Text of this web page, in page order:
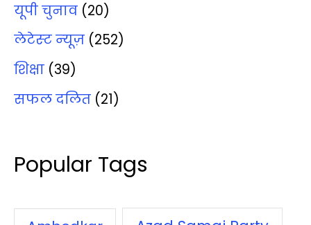
यूपी चुनाव (20)
लेटेस्‍ट न्‍यूज़ (252)
शिक्षा (39)
सफल दलित (21)
Popular Tags